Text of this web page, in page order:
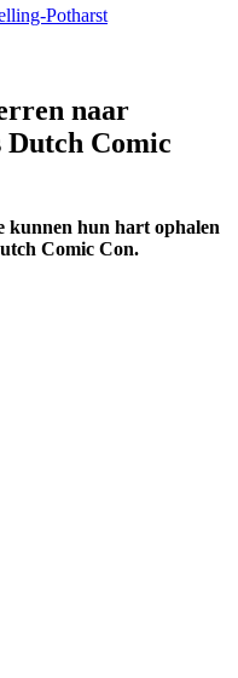
Potharst
naar
Dutch Comic
kunnen hun hart ophalen
Comic Con.